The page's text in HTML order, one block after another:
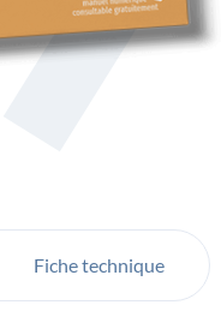
Fiche technique